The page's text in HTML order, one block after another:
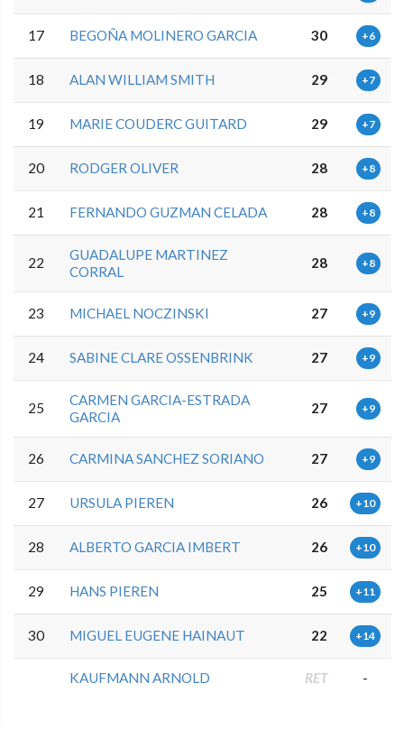
17 BEGOÑA MOLINERO GARCIA 30 +6
18 ALAN WILLIAM SMITH 29 +7
19 MARIE COUDERC GUITARD 29 +7
20 RODGER OLIVER 28 +8
21 FERNANDO GUZMAN CELADA 28 +8
22
GUADALUPE MARTINEZ
CORRAL
28 +8
23 MICHAEL NOCZINSKI 27 +9
24 SABINE CLARE OSSENBRINK 27 +9
25
CARMEN GARCIA-ESTRADA
GARCIA
27 +9
26 CARMINA SANCHEZ SORIANO 27 +9
27 URSULA PIEREN 26 +10
28 ALBERTO GARCIA IMBERT 26 +10
29 HANS PIEREN 25 +11
30 MIGUEL EUGENE HAINAUT 22 +14
KAUFMANN ARNOLD RET -